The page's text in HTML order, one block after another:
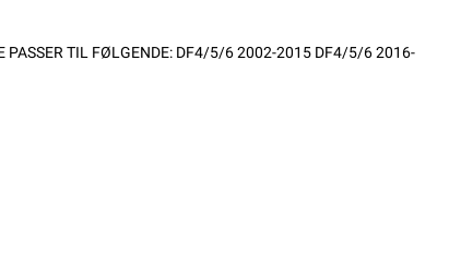
PASSER TIL FØLGENDE: DF4/5/6 2002-2015 DF4/5/6 2016-